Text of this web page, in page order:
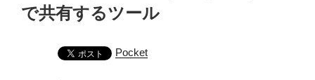
で共有するツール
Pocket